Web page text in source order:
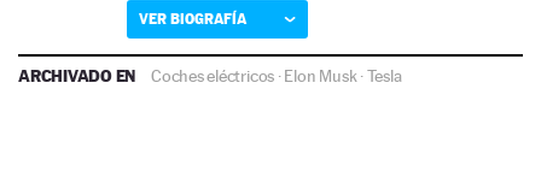
VER BIOGRAFÍA
ARCHIVADO EN Coches eléctricos ·Elon Musk·Tesla